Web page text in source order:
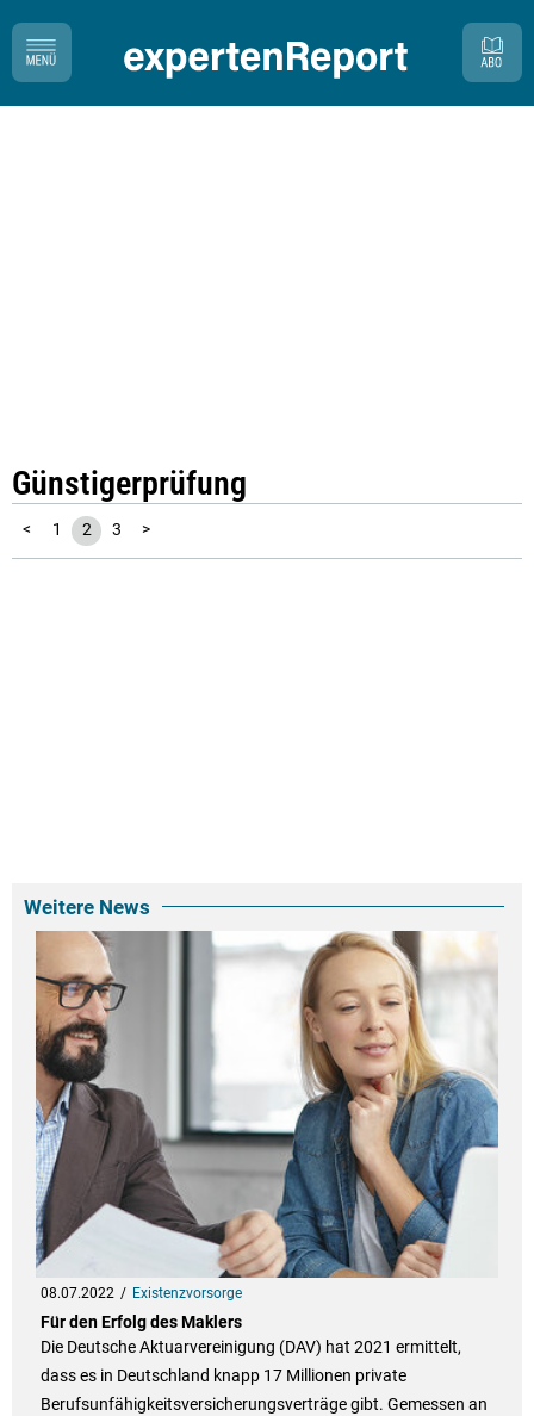
Günstigerprüfung
< 1 2 3 >
Weitere News
08.07.2022 Existenzvorsorge
Für den Erfolg des Maklers
Die Deutsche Aktuarvereinigung (DAV) hat 2021 ermittelt,
dass es in Deutschland knapp 17 Millionen private
Berufsunfähigkeitsversicherungsverträge gibt. Gemessen an